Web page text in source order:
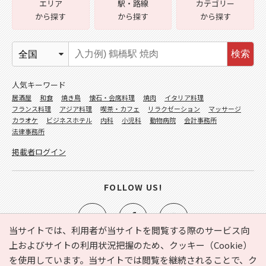
当サイトでは、利用者が当サイトを閲覧する際のサービス向
上およびサイトの利用状況把握のため、クッキー（Cookie）
を使用しています。当サイトでは閲覧を継続されることで、ク
e-NAVITA（イーナビタ）とは？ お気に入り ヘルプ
エリア
から探す
駅・路線
から探す
カテゴリー
から探す
検索
人気キーワード
居酒屋 和食 焼き鳥 懐石・会席料理 焼肉
イタリア料理
フランス料理
アジア料理 喫茶・カフェ リラクゼーション
マッサージ
カラオケ
ビジネスホテル 内科 小児科 動物病院
会計事務所
法律事務所
掲載者ログイン
FOLLOW US!